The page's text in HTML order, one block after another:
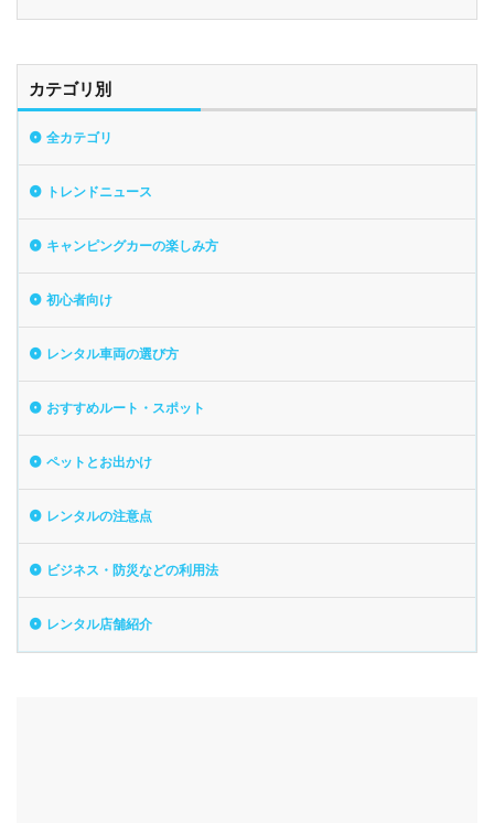
カテゴリ別
全カテゴリ
トレンドニュース
キャンピングカーの楽しみ方
初心者向け
レンタル車両の選び方
おすすめルート・スポット
ペットとお出かけ
レンタルの注意点
ビジネス・防災などの利用法
レンタル店舗紹介